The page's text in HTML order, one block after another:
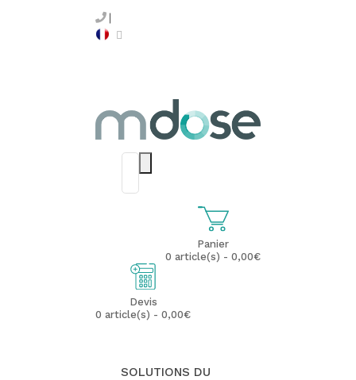
Panier
0 article(s) - 0,00€
Devis
0 article(s) - 0,00€
SOLUTIONS DU